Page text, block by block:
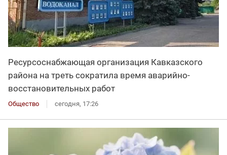
Ресурсоснабжающая организация Кавказского
района на треть сократила время аварийно-
восстановительных работ
Общество сегодня, 17:26